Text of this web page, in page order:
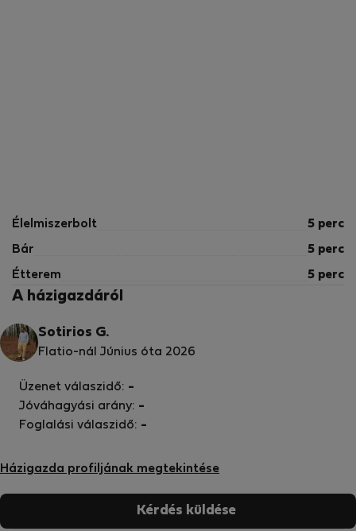
Élelmiszerbolt 5 perc
Bár 5 perc
Étterem 5 perc
A házigazdáról
Sotirios G.
Flatio-nál Június óta 2026
Házigazda profiljának megtekintése
Üzenet válaszidő: -
Jóváhagyási arány: -
Foglalási válaszidő: -
Kérdés küldése